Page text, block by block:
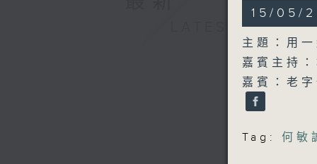
54
minutes,
59
seconds
90%
15/05/
主題：用
嘉賓主持
嘉賓：老
Tag: 何敏